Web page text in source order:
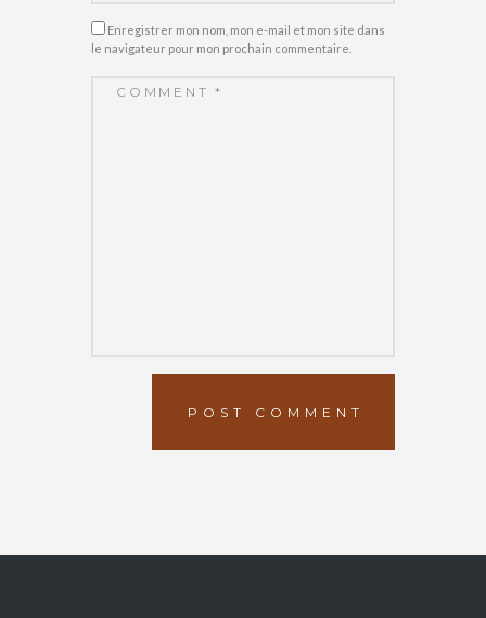
Enregistrer mon nom, mon e-mail et mon site dans
le navigateur pour mon prochain commentaire.